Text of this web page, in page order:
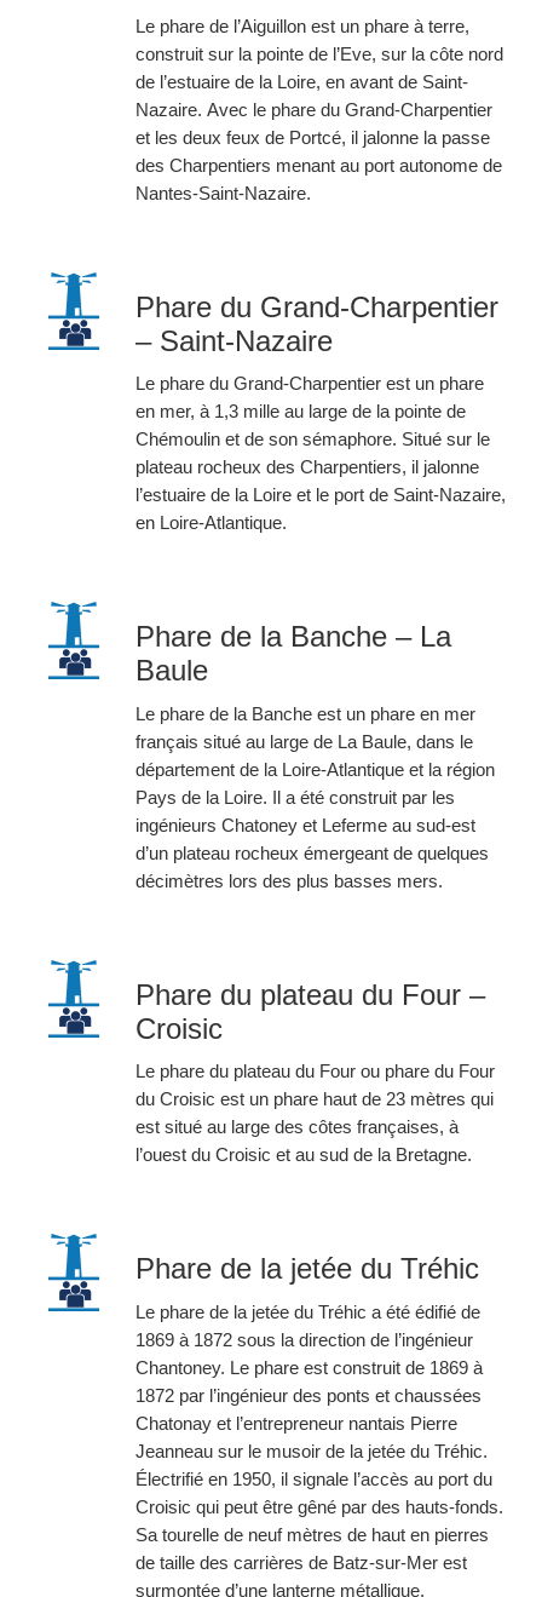
Le phare de l’Aiguillon est un phare à terre,
construit sur la pointe de l’Eve, sur la côte nord
de l’estuaire de la Loire, en avant de Saint-
Nazaire. Avec le phare du Grand-Charpentier
et les deux feux de Portcé, il jalonne la passe
des Charpentiers menant au port autonome de
Nantes-Saint-Nazaire.
Phare du Grand-Charpentier
– Saint-Nazaire
Le phare du Grand-Charpentier est un phare
en mer, à 1,3 mille au large de la pointe de
Chémoulin et de son sémaphore. Situé sur le
plateau rocheux des Charpentiers, il jalonne
l’estuaire de la Loire et le port de Saint-Nazaire,
en Loire-Atlantique.
Phare de la Banche – La
Baule
Le phare de la Banche est un phare en mer
français situé au large de La Baule, dans le
département de la Loire-Atlantique et la région
Pays de la Loire. Il a été construit par les
ingénieurs Chatoney et Leferme au sud-est
d’un plateau rocheux émergeant de quelques
décimètres lors des plus basses mers.
Phare du plateau du Four –
Croisic
Le phare du plateau du Four ou phare du Four
du Croisic est un phare haut de 23 mètres qui
est situé au large des côtes françaises, à
l’ouest du Croisic et au sud de la Bretagne.
Phare de la jetée du Tréhic
Le phare de la jetée du Tréhic a été édifié de
1869 à 1872 sous la direction de l’ingénieur
Chantoney. Le phare est construit de 1869 à
1872 par l’ingénieur des ponts et chaussées
Chatonay et l’entrepreneur nantais Pierre
Jeanneau sur le musoir de la jetée du Tréhic.
Électrifié en 1950, il signale l’accès au port du
Croisic qui peut être gêné par des hauts-fonds.
Sa tourelle de neuf mètres de haut en pierres
de taille des carrières de Batz-sur-Mer est
surmontée d’une lanterne métallique,